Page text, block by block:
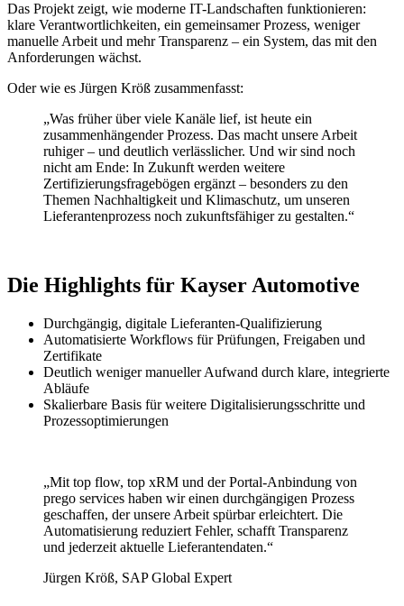
Das Projekt zeigt, wie moderne IT-Landschaften funktionieren:
klare Verantwortlichkeiten, ein gemeinsamer Prozess, weniger
manuelle Arbeit und mehr Transparenz – ein System, das mit den
Anforderungen wächst.
Oder wie es Jürgen Kröß zusammenfasst:
„Was früher über viele Kanäle lief, ist heute ein
zusammenhängender Prozess. Das macht unsere Arbeit
ruhiger – und deutlich verlässlicher. Und wir sind noch
nicht am Ende: In Zukunft werden weitere
Zertifizierungsfragebögen ergänzt – besonders zu den
Themen Nachhaltigkeit und Klimaschutz, um unseren
Lieferantenprozess noch zukunftsfähiger zu gestalten.“
Die Highlights für Kayser Automotive
Durchgängig, digitale Lieferanten-Qualifizierung
Automatisierte Workflows für Prüfungen, Freigaben und
Zertifikate
Deutlich weniger manueller Aufwand durch klare, integrierte
Abläufe
Skalierbare Basis für weitere Digitalisierungsschritte und
Prozessoptimierungen
„Mit top flow, top xRM und der Portal-Anbindung von
prego services haben wir einen durchgängigen Prozess
geschaffen, der unsere Arbeit spürbar erleichtert. Die
Automatisierung reduziert Fehler, schafft Transparenz
und jederzeit aktuelle Lieferantendaten.“
Jürgen Kröß, SAP Global Expert